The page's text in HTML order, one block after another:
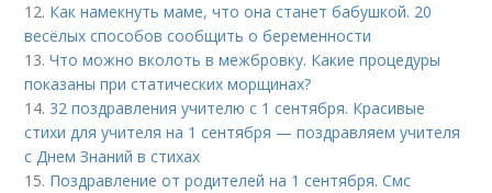
12. Как намекнуть маме, что она станет бабушкой. 20
весёлых способов сообщить о беременности
13.Что можно вколоть в межбровку. Какие процедуры
показаны при статических морщинах?
14. 32 поздравления учителю с 1 сентября. Красивые
стихи для учителя на 1 сентября — поздравляем учителя
с Днем Знаний в стихах
15. Поздравление от родителей на 1 сентября. Смс